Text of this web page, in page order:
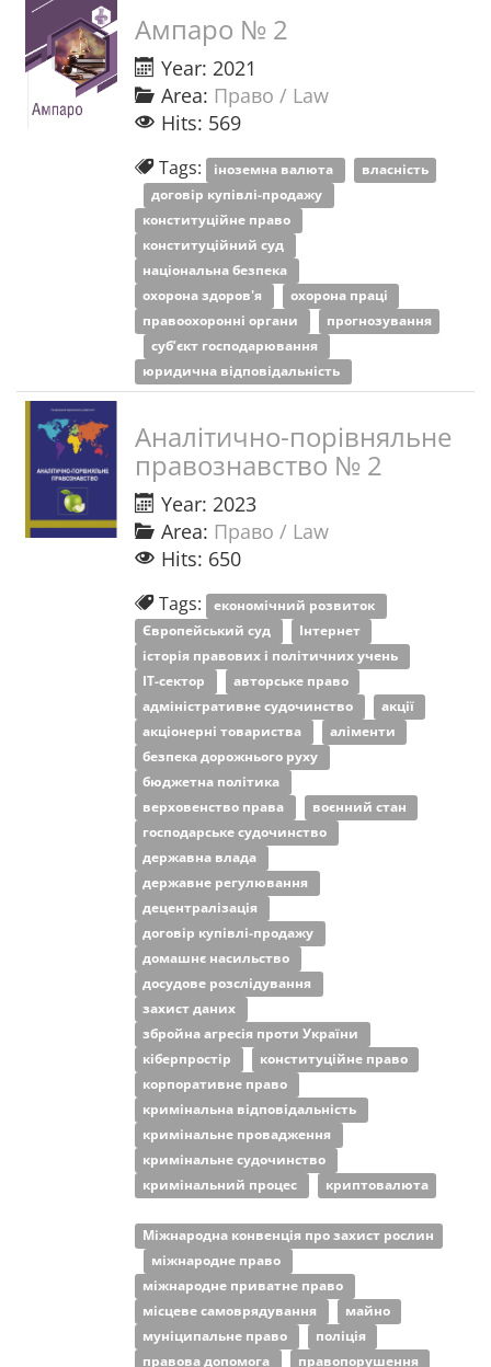
Ампаро № 2
Year: 2021
Area: Право / Law
Hits: 569
Tags: іноземна валюта
власність
договір купівлі-продажу
конституційне право
конституційний суд
національна безпека
охорона здоров'я
охорона праці
правоохоронні органи
прогнозування
суб’єкт господарювання
юридична відповідальність
Аналітично-порівняльне
правознавство № 2
Year: 2023
Area: Право / Law
Hits: 650
Tags: економічний розвиток
Європейський суд
Інтернет
історія правових і політичних учень
ІТ-сектор
авторське право
адміністративне судочинство
акції
акціонерні товариства
аліменти
безпека дорожнього руху
бюджетна політика
верховенство права
воєнний стан
господарське судочинство
державна влада
державне регулювання
децентралізація
договір купівлі-продажу
домашнє насильство
досудове розслідування
захист даних
збройна агресія проти України
кіберпростір
конституційне право
корпоративне право
кримінальна відповідальність
кримінальне провадження
кримінальне судочинство
кримінальний процес
криптовалюта
Міжнародна конвенція про захист рослин
міжнародне право
міжнародне приватне право
місцеве самоврядування
майно
муніципальне право
поліція
правова допомога
правопорушення